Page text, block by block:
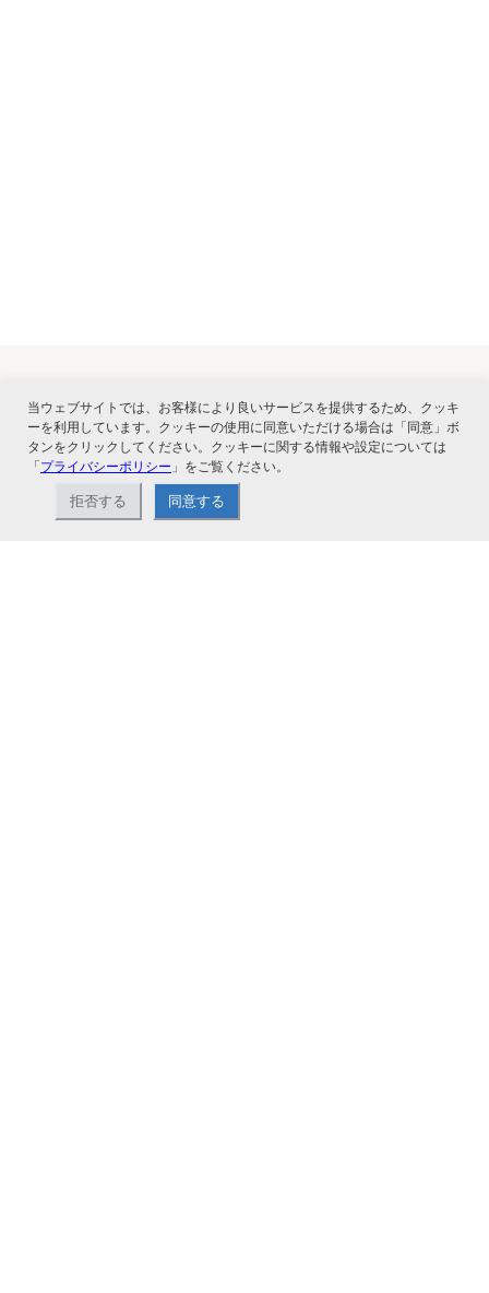
関連サービス
当ウェブサイトでは、お客様により良いサービスを提供するため、クッキ
ーを利用しています。クッキーの使用に同意いただける場合は「同意」ボ
タンをクリックしてください。クッキーに関する情報や設定については
「プライバシーポリシー 」をご覧ください。
拒否する 同意する